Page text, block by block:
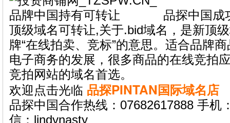
品探中国成
顶级域名可转让,关于.bid域名，是新顶
牌“在线拍卖、竞标”的意思。适合品牌
电子商务的发展，很多商品的在线竞拍
竞拍网站的域名首选。
欢迎点击光临 品探PINTAN国际域名店
品探中国合作热线：07682617888 手机
信：lindynasty